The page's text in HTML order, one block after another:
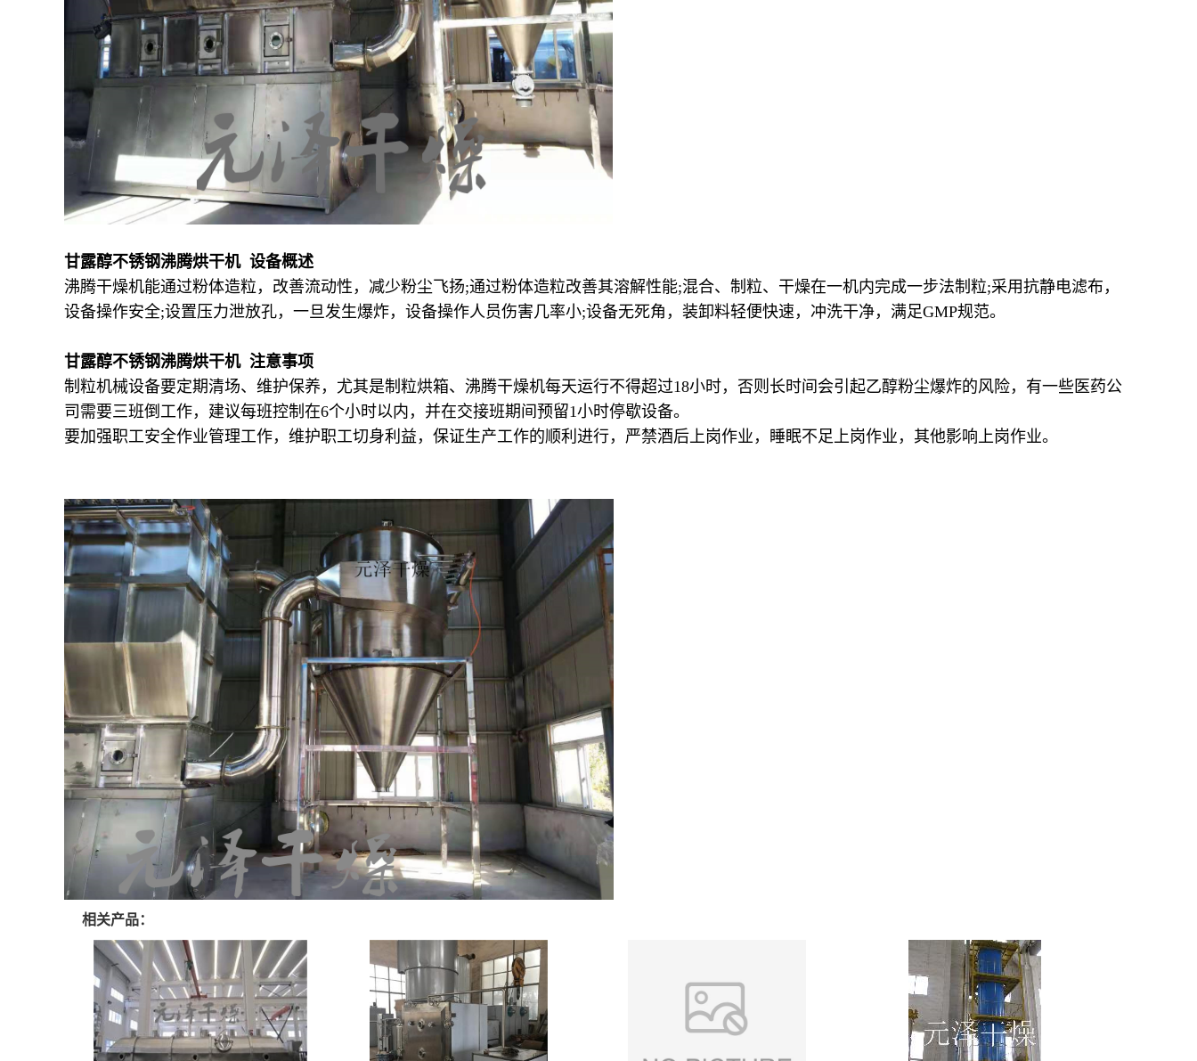
甘露醇不锈钢沸腾烘干机 设备概述
沸腾干燥机能通过粉体造粒，改善流动性，减少粉尘飞扬;通过粉体造粒改善其溶解性能;混合、制粒、干燥在一机内完成一步法制粒;采用抗静电滤布，
设备操作安全;设置压力泄放孔，一旦发生爆炸，设备操作人员伤害几率小;设备无死角，装卸料轻便快速，冲洗干净，满足GMP规范。
甘露醇不锈钢沸腾烘干机 注意事项
制粒机械设备要定期清场、维护保养，尤其是制粒烘箱、沸腾干燥机每天运行不得超过18小时，否则长时间会引起乙醇粉尘爆炸的风险，有一些医药公
司需要三班倒工作，建议每班控制在6个小时以内，并在交接班期间预留1小时停歇设备。
要加强职工安全作业管理工作，维护职工切身利益，保证生产工作的顺利进行，严禁酒后上岗作业，睡眠不足上岗作业，其他影响上岗作业。
相关产品：